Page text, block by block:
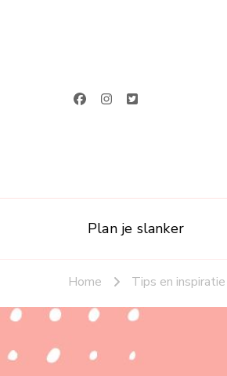
Plan je slanker
Home Tips en inspiratie